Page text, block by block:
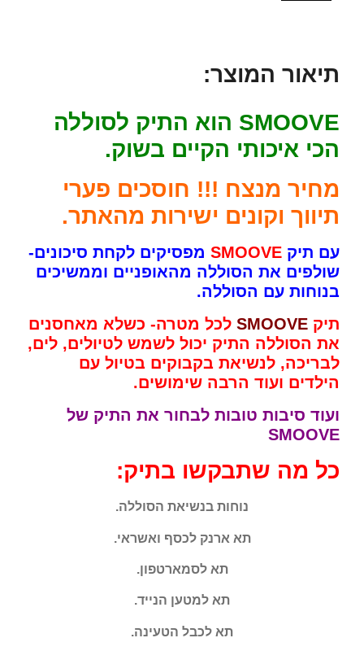
תיאור המוצר:
SMOOVE הוא התיק לסוללה
הכי איכותי הקיים בשוק.
מחיר מנצח !!! חוסכים פערי
תיווך וקונים ישירות מהאתר.
עם תיק SMOOVE מפסיקים לקחת סיכונים-
שולפים את הסוללה מהאופניים וממשיכים
בנוחות עם הסוללה.
תיק SMOOVE לכל מטרה- כשלא מאחסנים
את הסוללה התיק יכול לשמש לטיולים, לים,
לבריכה, לנשיאת בקבוקים בטיול עם
הילדים ועוד הרבה שימושים.
ועוד סיבות טובות לבחור את התיק של
SMOOVE
כל מה שתבקשו בתיק:
נוחות בנשיאת הסוללה.
תא ארנק לכסף ואשראי.
תא לסמארטפון.
תא למטען הנייד.
תא לכבל הטעינה.